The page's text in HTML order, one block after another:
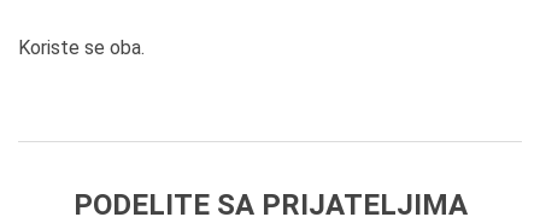
Koriste se oba.
PODELITE SA PRIJATELJIMA